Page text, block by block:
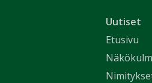
Uutiset
Etusivu